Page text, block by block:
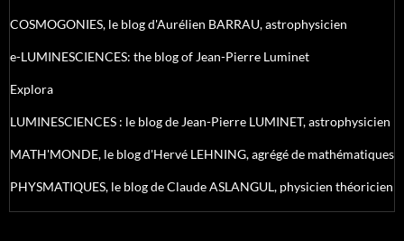
COSMOGONIES, le blog d'Aurélien BARRAU, astrophysicien
e-LUMINESCIENCES: the blog of Jean-Pierre Luminet
Explora
LUMINESCIENCES : le blog de Jean-Pierre LUMINET, astrophysicien
MATH'MONDE, le blog d'Hervé LEHNING, agrégé de mathématiques
PHYSMATIQUES, le blog de Claude ASLANGUL, physicien théoricien